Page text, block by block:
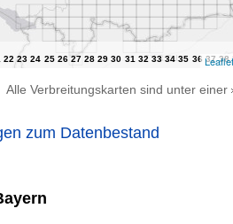
Leaflet
Alle Verbreitungskarten sind unter einer
zum Datenbestand